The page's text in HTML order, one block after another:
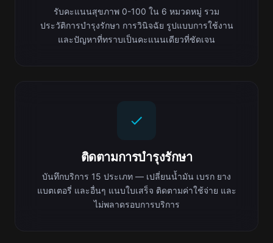
รับคะแนนสุขภาพ 0-100 ใน 6 หมวดหมู่ รวม
ประวัติการบำรุงรักษา การวินิจฉัย รูปแบบการใช้งาน
และปัญหาที่ทราบเป็นคะแนนเดียวที่ชัดเจน
ติดตามการบำรุงรักษา
บันทึกบริการ 15 ประเภท — เปลี่ยนน้ำมัน เบรก ยาง
แบตเตอรี่ และอื่นๆ แนบใบเสร็จ ติดตามค่าใช้จ่าย และ
ไม่พลาดรอบการบริการ